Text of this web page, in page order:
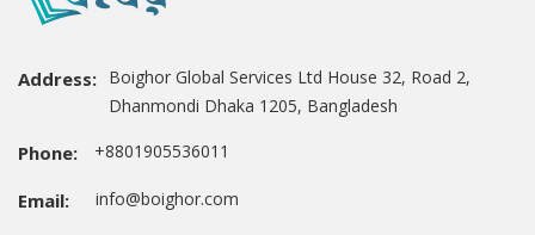
Address: Boighor Global Services Ltd House 32, Road 2,
Dhanmondi Dhaka 1205, Bangladesh
Phone: +8801905536011
Email: info@boighor.com